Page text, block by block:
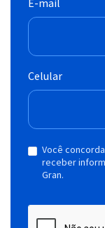
Celular
Você
receber
Gran.